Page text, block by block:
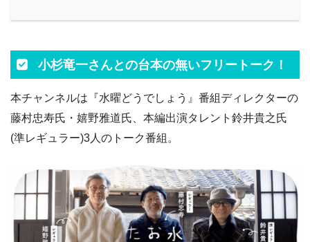
小杉竜一さんとの台本の無いフリートーク！
本チャンネルは『水曜どうでしょう』番組ディレクターの
藤村忠寿氏・嬉野雅道氏、本編出演タレント鈴井貴之氏
(準レギュラー)3人のトーク番組。